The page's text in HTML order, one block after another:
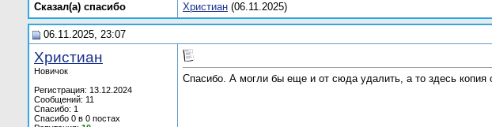
Сказал(а) cпасибо Христиан (06.11.2025)
06.11.2025, 23:07
Христиан
Новичок
Регистрация: 13.12.2024
Сообщений: 11
Спасибо: 1
Спасибо 0 в 0 постах
Спасибо. А могли бы еще и от сюда удалить, а то здесь копия